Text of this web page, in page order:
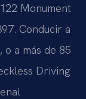
Monument
Conducir a
a más de 85
Driving